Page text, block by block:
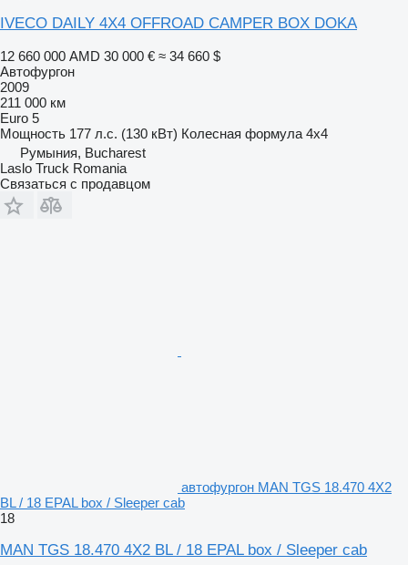
IVECO DAILY 4X4 OFFROAD CAMPER BOX DOKA
12 660 000 AMD 30 000 € ≈ 34 660 $
Автофургон
2009
211 000 км
Euro 5
Мощность 177 л.с. (130 кВт) Колесная формула 4x4
Румыния, Bucharest
Laslo Truck Romania
Связаться с продавцом
автофургон MAN TGS 18.470 4X2
BL / 18 EPAL box / Sleeper cab
18
MAN TGS 18.470 4X2 BL / 18 EPAL box / Sleeper cab